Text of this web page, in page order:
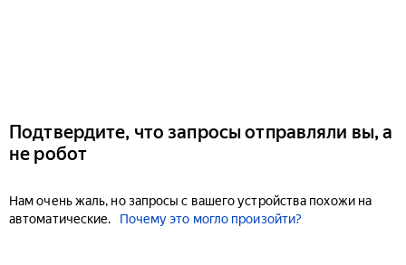
Подтвердите, что запросы отправляли вы, а
не робот
Нам очень жаль, но запросы с вашего устройства похожи на
автоматические.
Почему это могло произойти?